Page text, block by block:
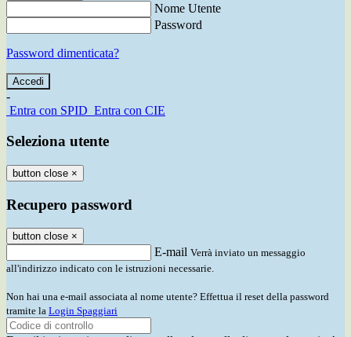
Nome Utente
Password
Password dimenticata?
-
Entra con SPID Entra con CIE
Seleziona utente
button close ×
Recupero password
button close ×
E-mail Verrà inviato un messaggio
all'indirizzo indicato con le istruzioni necessarie.
Non hai una e-mail associata al nome utente? Effettua il reset della password
tramite la Login Spaggiari